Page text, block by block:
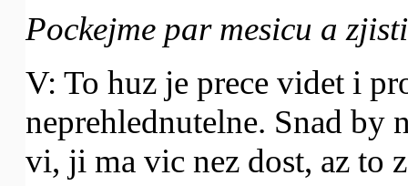
Pockejme par mesicu a
V: To huz je prece videt i
neprehlednutelne. Snad by
vi, ji ma vic nez dost, az to